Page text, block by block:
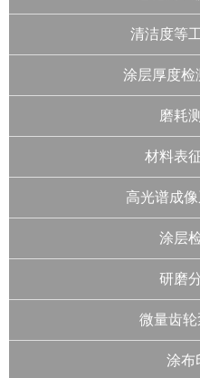
清洁度等
涂层厚度检
磨耗
材料表
高光谱成
涂层
研磨
微量齿
涂布